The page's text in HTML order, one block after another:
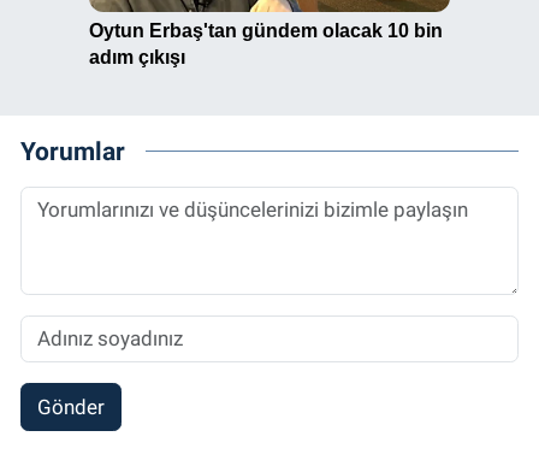
Yorumlar
Gönder